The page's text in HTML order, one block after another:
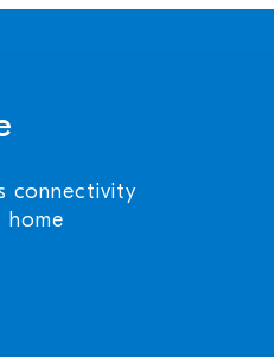
connectivity
home